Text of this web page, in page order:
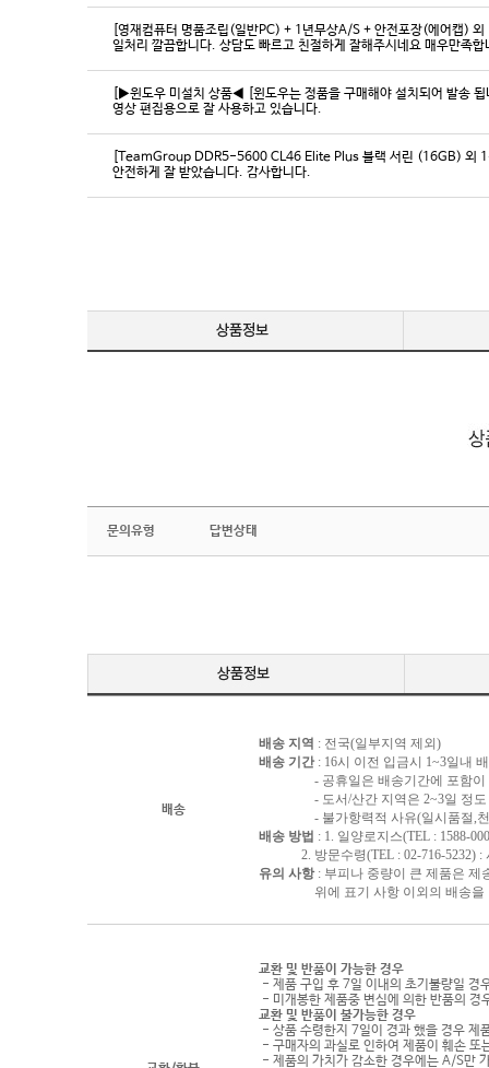
[영재컴퓨터 명품조립(일반PC) + 1년무상A/S + 안전포장(에어캡)
일처리 깔끔합니다. 상담도 빠르고 친절하게 잘해주시네요 매우만족
[▶윈도우 미설치 상품◀ [윈도우는 정품을 구매해야 설치되어 발송
영상 편집용으로 잘 사용하고 있습니다.
[TeamGroup DDR5-5600 CL46 Elite Plus 블랙 서린 (16GB) 외
안전하게 잘 받았습니다. 감사합니다.
문의유형 답변상태
배송
배송 지역 : 전국(일부지역 제외)
배송 기간 : 16시 이전 입금시 1~3일내
- 공휴일은 배송기간에 포함이
- 도서/산간 지역은 2~3일 정도
- 불가항력적 사유(일시품절,천재
배송 방법 : 1. 일양로지스(TEL : 1588-
2. 방문수령(TEL : 02-716-5232) :
유의 사항: 부피나 중량이 큰 제품은 제
위에 표기 사항 이외의 배송을 원
교환 및 반품이 가능한 경우
- 제품 구입 후 7일 이내의 초기불량일 경
- 미개봉한 제품중 변심에 의한 반품의 경
교환 및 반품이 불가능한 경우
- 상품 수령한지 7일이 경과 했을 경우 제
- 구매자의 과실로 인하여 제품이 훼손 또
- 제품의 가치가 감소한 경우에는 A/S만